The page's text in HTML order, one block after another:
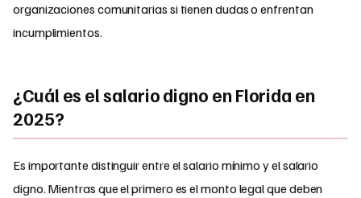
organizaciones comunitarias si tienen dudas o enfrentan
incumplimientos.
¿Cuál es el salario digno en Florida en
2025?
Es importante distinguir entre el salario mínimo y el salario
digno. Mientras que el primero es el monto legal que deben